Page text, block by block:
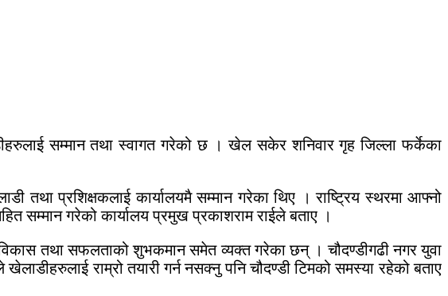
सम्मान तथा स्वागत गरेको छ । खेल सकेर शनिवार गृह जिल्ला फर्केका
तथा प्रशिक्षकलाई कार्यालयमै सम्मान गरेका थिए । राष्ट्रिय स्थरमा आफ्नो
सम्मान गरेको कार्यालय प्रमुख प्रकाशराम राईले बताए ।
तथा सफलताको शुभकमान समेत व्यक्त गरेका छन् । चौदण्डीगढी नगर युवा
राम्रो तयारी गर्न नसक्नु पनि चौदण्डी टिमको समस्या रहेको बताए